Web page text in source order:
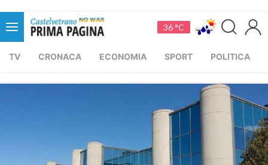
36 °C
TV CRONACA ECONOMIA SPORT POLITICA